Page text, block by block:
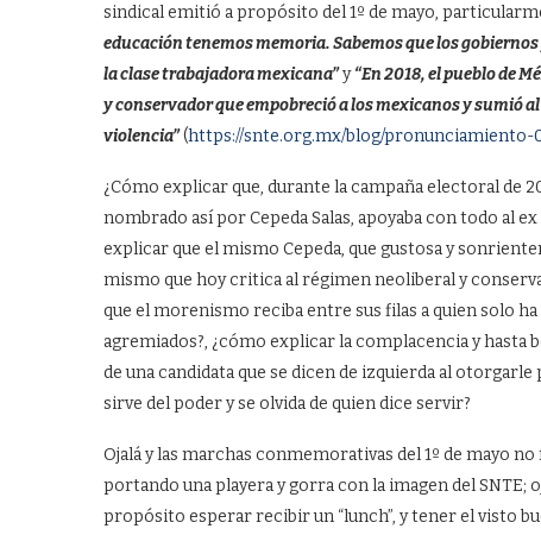
sindical emitió a propósito del 1º de mayo,
educación tenemos memoria. Sabemos que los
la clase trabajadora mexicana”y“En 2018, el pueblo de
y conservador que empobreció a los mexicanos y sumió
violencia”(https://snte.org.mx/blog/pronunciamiento-
¿Cómo explicar que, durante la campaña electoral de
nombrado así por Cepeda Salas, apoyaba con todo al
explicar que el mismo Cepeda, que gustosa y
mismo que hoy critica al régimen neoliberal y
que el morenismo reciba entre sus filas a quien solo
agremiados?, ¿cómo explicar la complacencia y
de una candidata que se dicen de izquierda al
sirve del poder y se olvida de quien dice servir?
Ojalá y las marchas conmemorativas del 1º de mayo
portando una playera y gorra con la imagen del
propósito esperar recibir un “lunch”, y tener el visto